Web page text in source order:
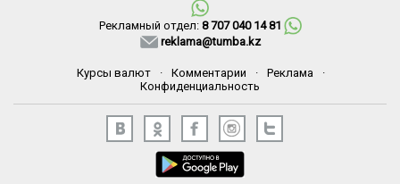
Рекламный отдел: 8 707 040 14 81
reklama@tumba.kz
Курсы валют · Комментарии · Реклама
·
Конфиденциальность